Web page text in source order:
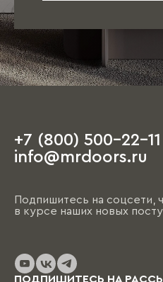
+7 (800) 500-22-11
info@mrdoors.ru
Подпишитесь на соцсети,
в курсе наших новых
ПОДПИШИТЕСЬ НА